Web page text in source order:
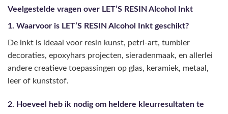
Veelgestelde vragen over LET’S RESIN Alcohol Inkt
1. Waarvoor is LET’S RESIN Alcohol Inkt geschikt?
De inkt is ideaal voor resin kunst, petri-art, tumbler
decoraties, epoxyhars projecten, sieradenmaak, en allerlei
andere creatieve toepassingen op glas, keramiek, metaal,
leer of kunststof.
2. Hoeveel heb ik nodig om heldere kleurresultaten te